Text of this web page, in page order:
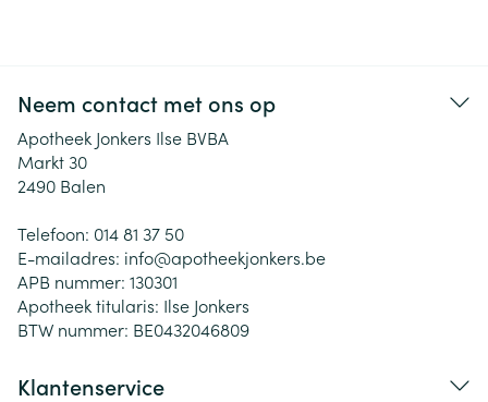
Neem contact met ons op
Apotheek Jonkers Ilse BVBA
Markt 30
2490 Balen
Telefoon: 014 81 37 50
E-mailadres: info@apotheekjonkers.be
APB nummer: 130301
Apotheek titularis: Ilse Jonkers
BTW nummer: BE0432046809
Klantenservice